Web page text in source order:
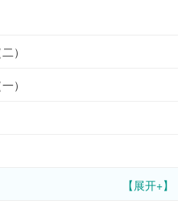
）
）
【展开+】